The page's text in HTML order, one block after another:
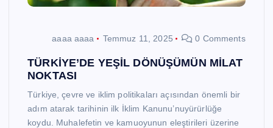
aaaa aaaa Temmuz 11, 2025 0 Comments
TÜRKİYE’DE YEŞİL DÖNÜŞÜMÜN MİLAT
NOKTASI
Türkiye, çevre ve iklim politikaları açısından önemli bir
adım atarak tarihinin ilk İklim Kanunu’nuyürürlüğe
koydu. Muhalefetin ve kamuoyunun eleştirileri üzerine